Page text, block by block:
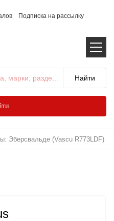
Подписка на рассылку
раздела...
Эберсвальде (Vascu R773LDF)